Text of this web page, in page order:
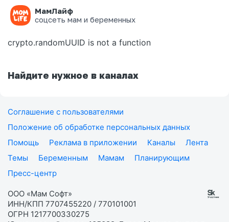
МамЛайф
соцсеть мам и беременных
Ошибка на странице
crypto.randomUUID is not a function
Найдите нужное в каналах
Соглашение с пользователями
Положение об обработке персональных данных
Помощь
Реклама в приложении Каналы
Лента
Темы
Беременным Мамам
Планирующим
Пресс-центр
ООО «Мам Софт»
ИНН/КПП 7707455220 / 770101001
ОГРН 1217700330275